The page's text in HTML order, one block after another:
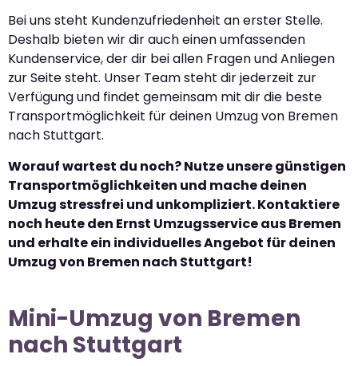
Bei uns steht Kundenzufriedenheit an erster Stelle.
Deshalb bieten wir dir auch einen umfassenden
Kundenservice, der dir bei allen Fragen und Anliegen
zur Seite steht. Unser Team steht dir jederzeit zur
Verfügung und findet gemeinsam mit dir die beste
Transportmöglichkeit für deinen Umzug von Bremen
nach Stuttgart.
Worauf wartest du noch? Nutze unsere günstigen
Transportmöglichkeiten und mache deinen
Umzug stressfrei und unkompliziert. Kontaktiere
noch heute den Ernst Umzugsservice aus Bremen
und erhalte ein individuelles Angebot für deinen
Umzug von Bremen nach Stuttgart!
Mini-Umzug von Bremen
nach Stuttgart